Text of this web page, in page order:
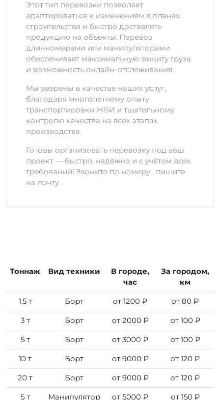
Этот тип перевозки позволяет
адаптироваться к изменениям в планах
строительства и быстро доставлять
продукцию на объекты. Перевоз
длинномерами или манипуляторами
обеспечивает максимальную защиту груза
и возможность онлайн-отслеживания.
Мы уверены в качестве наших услуг,
благодаря многолетнему опыту
транспортировки ЖБИ и тщательному
контролю качества на всех этапах
производства.
Готовы организовать перевозку под ваш
проект — быстро, надёжно и с учётом всех
требований! Звоните по номеру , пишите
на почту .
Тоннаж Вид техники
В городе,
час
За городом,
км
1,5 т Борт от 1200 ₽ от 80 ₽
3 т Борт от 2000 ₽ от 100 ₽
5 т Борт от 3000 ₽ от 100 ₽
10 т Борт от 9000 ₽ от 120 ₽
20 т Борт от 9000 ₽ от 120 ₽
5 т Манипулятор от 5000 ₽ от 150 ₽